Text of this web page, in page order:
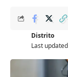
Last
Distrito